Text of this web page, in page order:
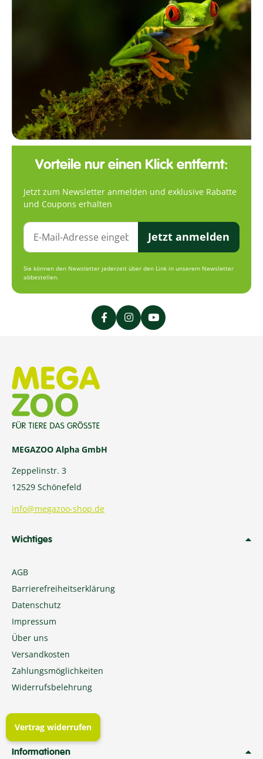
Vorteile nur einen Klick entfernt:
Jetzt zum Newsletter anmelden und exklusive Rabatte
und Coupons erhalten
Jetzt anmelden
Sie können den Newsletter jederzeit über den Link in unserem Newsletter
abbestellen.
MEGAZOO Alpha GmbH
Zeppelinstr. 3
12529 Schönefeld
info@megazoo-shop.de
Wichtiges
AGB
Barrierefreiheitserklärung
Datenschutz
Impressum
Über uns
Versandkosten
Zahlungsmöglichkeiten
Widerrufsbelehrung
Vertrag widerrufen
Informationen